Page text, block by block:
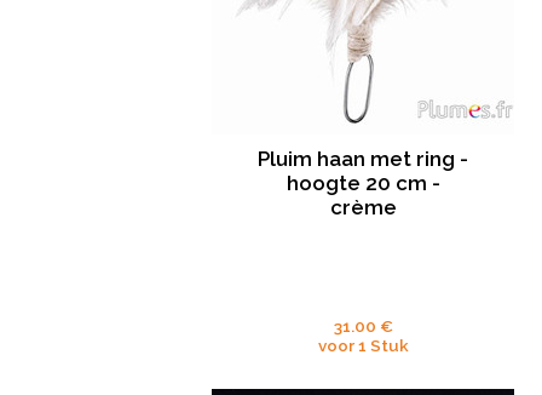
Pluim haan met ring -
hoogte 20 cm -
crème
31.00 €
voor 1 Stuk